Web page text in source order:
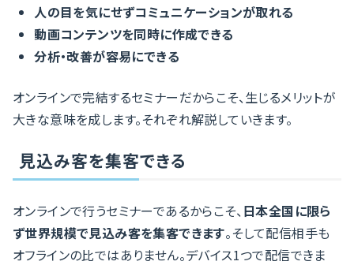
人の目を気にせずコミュニケーションが取れる
動画コンテンツを同時に作成できる
分析・改善が容易にできる
オンラインで完結するセミナーだからこそ、生じるメリットが
大きな意味を成します。それぞれ解説していきます。
見込み客を集客できる
オンラインで行うセミナーであるからこそ、日本全国に限ら
ず世界規模で見込み客を集客できます。そして配信相手も
オフラインの比ではありません。デバイス1つで配信できま